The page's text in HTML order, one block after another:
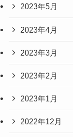
2023年5月
2023年4月
2023年3月
2023年2月
2023年1月
2022年12月